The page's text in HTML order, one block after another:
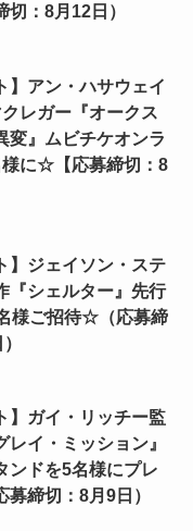
：8月12日）
】アン・ハサウェイ
レガー『オークス
変』ムビチケオンラ
様に☆【応募締切：8
】ジェイソン・ステ
『シェルター』先行
様ご招待☆（応募締
】ガイ・リッチー監
レイ・ミッション』
ンドを5名様にプレ
締切：8月9日）